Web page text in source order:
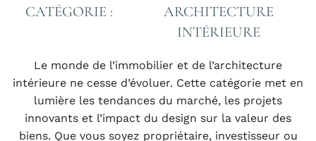
ARCHITECTURE
INTÉRIEURE
Le monde de l’immobilier et de l’architecture
intérieure ne cesse d’évoluer. Cette catégorie met en
lumière les tendances du marché, les projets
innovants et l’impact du design sur la valeur des
biens. Que vous soyez propriétaire, investisseur ou